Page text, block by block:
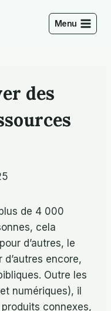
Menu
des
de 4 000
cela
d’autres, le
encore,
Outre les
numériques), il
connexes,